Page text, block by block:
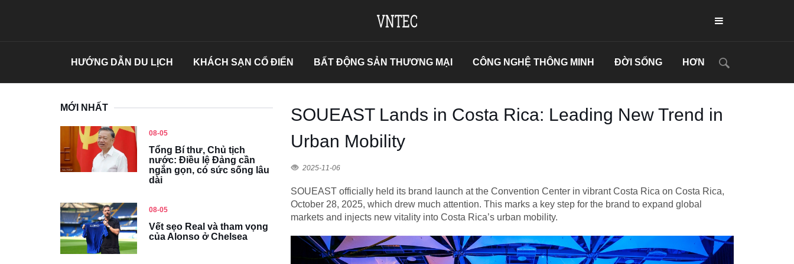
HƯỚNG DẪN DU LỊCH KHÁCH SẠN CỔ ĐIỂN BẤT ĐỘNG SẢN THƯƠNG MẠI CÔNG NGHỆ THÔNG MINH ĐỜI SỐNG HƠN
MỚI NHẤT
08-05
Tổng Bí thư, Chủ tịch
nước: Điều lệ Đảng cần
ngắn gọn, có sức sống lâu
dài
08-05
Vết sẹo Real và tham vọng
của Alonso ở Chelsea
SOUEAST Lands in Costa Rica: Leading New Trend in
Urban Mobility
2025-11-06
SOUEAST officially held its brand launch at the Convention Center in vibrant Costa Rica on Costa Rica,
October 28, 2025, which drew much attention. This marks a key step for the brand to expand global
markets and injects new vitality into Costa Rica’s urban mobility.